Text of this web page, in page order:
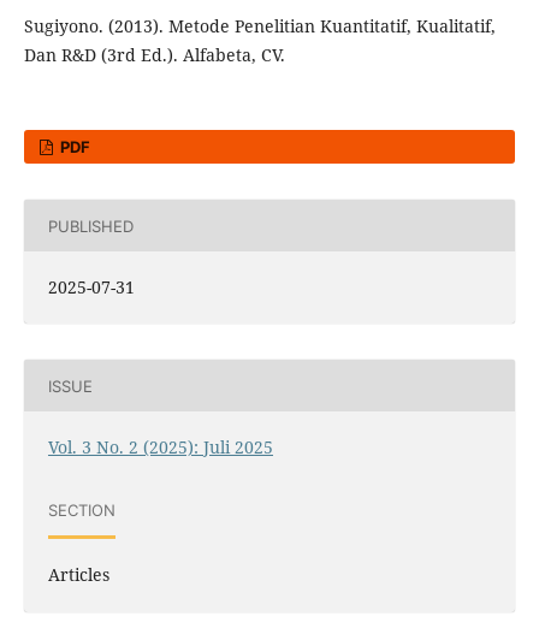
Sugiyono. (2013). Metode Penelitian Kuantitatif, Kualitatif,
Dan R&D (3rd Ed.). Alfabeta, CV.
PDF
PUBLISHED
2025-07-31
ISSUE
Vol. 3 No. 2 (2025): Juli 2025
SECTION
Articles